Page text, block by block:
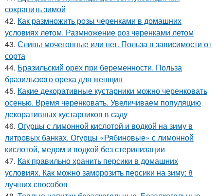
сохранить зимой
42. Как размножить розы черенками в домашних
условиях летом. Размножение роз черенками летом
43. Сливы мочегонные или нет. Польза в зависимости от
сорта
44. Бразильский орех при беременности. Польза
бразильского ореха для женщин
45. Какие декоративные кустарники можно черенковать
осенью. Время черенковать. Увеличиваем популяцию
декоративных кустарников в саду
46. Огурцы с лимонной кислотой и водкой на зиму в
литровых банках. Огурцы «Рябиновые» с лимонной
кислотой, медом и водкой без стерилизации
47. Как правильно хранить персики в домашних
условиях. Как можно заморозить персики на зиму: 8
лучших способов